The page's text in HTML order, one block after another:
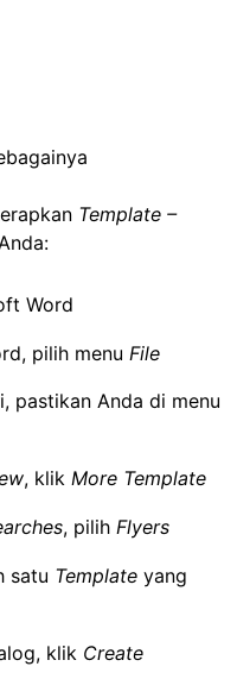
Template –
Word
pilih menu File
pastikan Anda di menu
, klik More Template
, pilih Flyers
satu Templateyang
klik Create